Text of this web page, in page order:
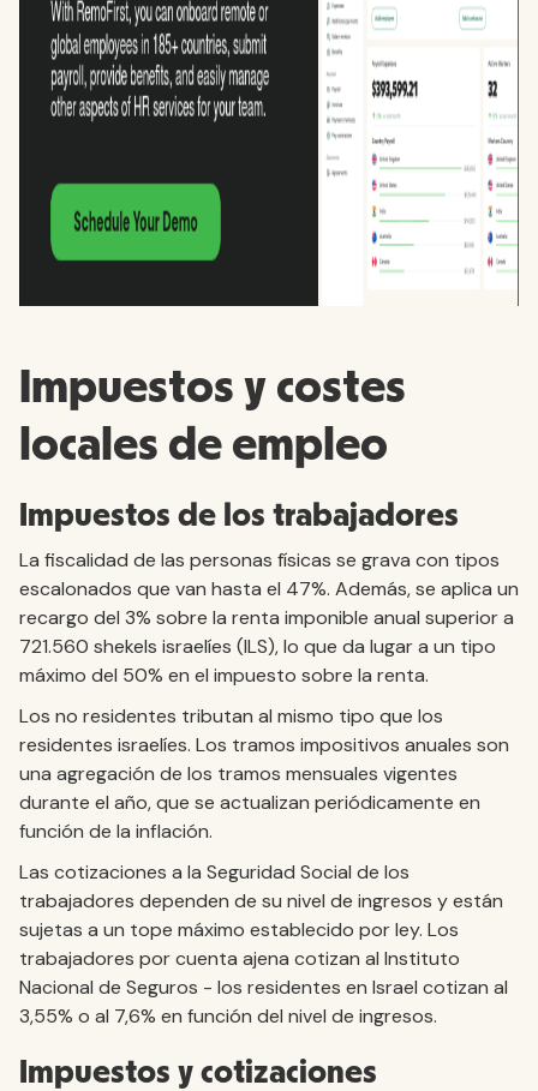
Impuestos y costes
locales de empleo
Impuestos de los trabajadores
La fiscalidad de las personas físicas se grava con tipos
escalonados que van hasta el 47%. Además, se aplica un
recargo del 3% sobre la renta imponible anual superior a
721.560 shekels israelíes (ILS), lo que da lugar a un tipo
máximo del 50% en el impuesto sobre la renta.
Los no residentes tributan al mismo tipo que los
residentes israelíes. Los tramos impositivos anuales son
una agregación de los tramos mensuales vigentes
durante el año, que se actualizan periódicamente en
función de la inflación.
Las cotizaciones a la Seguridad Social de los
trabajadores dependen de su nivel de ingresos y están
sujetas a un tope máximo establecido por ley. Los
trabajadores por cuenta ajena cotizan al Instituto
Nacional de Seguros - los residentes en Israel cotizan al
3,55% o al 7,6% en función del nivel de ingresos.
Impuestos y cotizaciones